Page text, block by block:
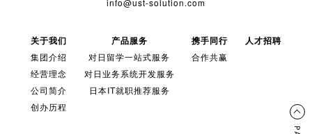
info@ust-solution.com
关于我们
集团介绍
经营理念
公司简介
创办历程
产品服务
对日留学一站式服务
对日业务系统开发服务
日本IT就职推荐服务
携手同行
合作共赢
人才招聘